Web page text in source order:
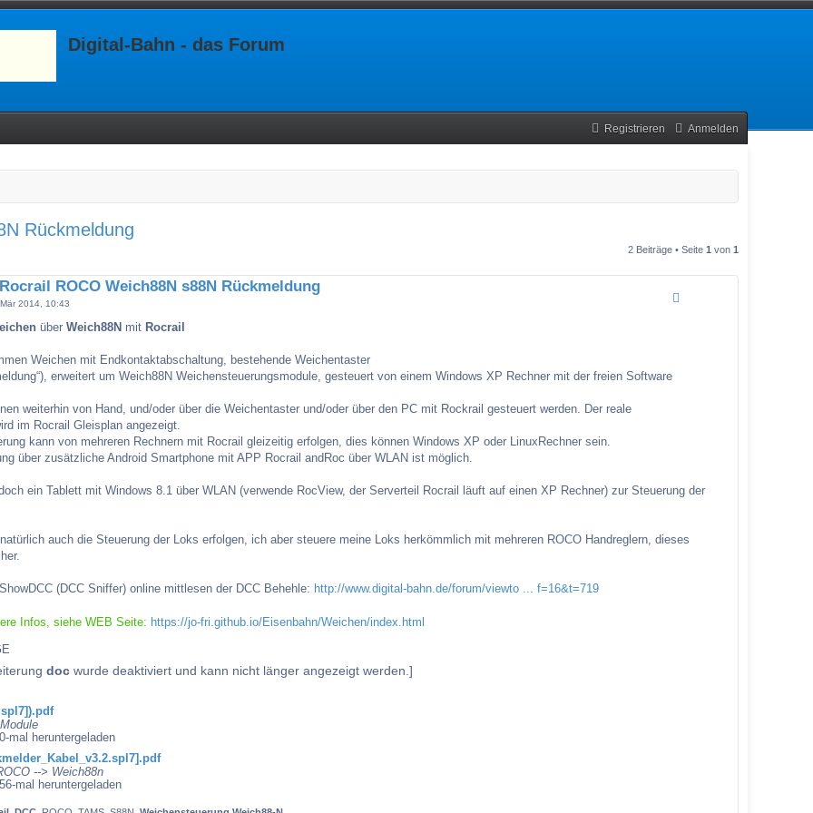
Digital-Bahn - das Forum
Anmelden
Registrieren
Rückmeldung
2 Beiträge • Seite 1 von 1
ROCO Weich88N s88N Rückmeldung
2014, 10:43
über Weich88N mit Rocrail
Weichen mit Endkontaktabschaltung, bestehende Weichentaster
erweitert um Weich88N Weichensteuerungsmodule, gesteuert von einem Windows XP Rechner mit der freien Software
weiterhin von Hand, und/oder über die Weichentaster und/oder über den PC mit Rockrail gesteuert werden. Der reale
im Rocrail Gleisplan angezeigt.
kann von mehreren Rechnern mit Rocrail gleizeitig erfolgen, dies können Windows XP oder LinuxRechner sein.
über zusätzliche Android Smartphone mit APP Rocrail andRoc über WLAN ist möglich.
ein Tablett mit Windows 8.1 über WLAN (verwende RocView, der Serverteil Rocrail läuft auf einen XP Rechner) zur Steuerung der
auch die Steuerung der Loks erfolgen, ich aber steuere meine Loks herkömmlich mit mehreren ROCO Handreglern, dieses
(DCC Sniffer) online mittlesen der DCC Behehle: http://www.digital-bahn.de/forum/viewto ... f=16&t=719
Infos, siehe WEB Seite: https://jo-fri.github.io/Eisenbahn/Weichen/index.html
docwurde deaktiviert und kann nicht länger angezeigt werden.]
mal heruntergeladen
--> Weich88n
mal heruntergeladen